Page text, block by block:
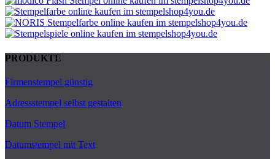
PRODUKTE
Firmenstempel günstig
Adressstempel selbst gestalten
Datum Stempel
Datumstempel mit Text